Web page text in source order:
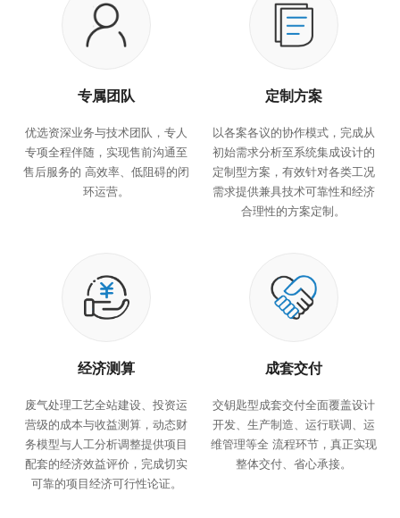
专属团队
优选资深业务与技术团队，专人
专项全程伴随，实现售前沟通至
售后服务的 高效率、低阻碍的闭
环运营。
定制方案
以各案各议的协作模式，完成从
初始需求分析至系统集成设计的
定制型方案，有效针对各类工况
需求提供兼具技术可靠性和经济
合理性的方案定制。
经济测算
废气处理工艺全站建设、投资运
营级的成本与收益测算，动态财
务模型与人工分析调整提供项目
配套的经济效益评价，完成切实
可靠的项目经济可行性论证。
成套交付
交钥匙型成套交付全面覆盖设计
开发、生产制造、运行联调、运
维管理等全 流程环节，真正实现
整体交付、省心承接。